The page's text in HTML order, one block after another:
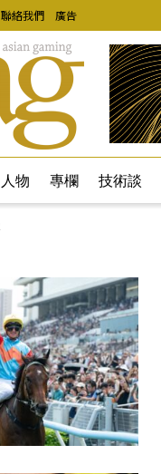
聯絡我們 廣告
人物 專欄 技術談